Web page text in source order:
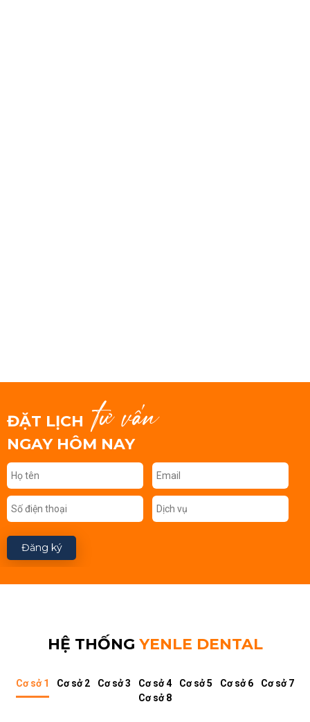
ĐẶT LỊCH tư vấn
NGAY HÔM NAY
Đăng ký
HỆ THỐNG YENLE DENTAL
Cơ sở 1 Cơ sở 2 Cơ sở 3 Cơ sở 4 Cơ sở 5 Cơ sở 6
Cơ sở 7
Cơ sở 8